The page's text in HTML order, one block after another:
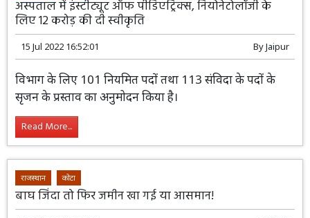
अस्पताल में इंस्टीट्यूट ऑफ पीडिएट्रिक्स, नियोनेटोलॉजी के
लिए 12 करोड़ की दी स्वीकृति
15 Jul 2022 16:52:01 ByJaipur
विभाग के लिए 101 नियमित पदों तथा 113 संविदा के पदों के
सृजन के प्रस्ताव का अनुमोदन किया है।
Read More...
राजस्थान कोटा
बाघ जिंदा तो फिर जमीन खा गई या आसमान!